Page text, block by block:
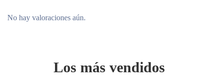
No hay valoraciones aún.
Los más vendidos